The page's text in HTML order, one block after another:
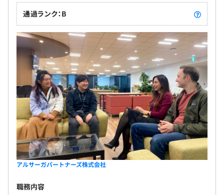
通過ランク：B
アルサーガパートナーズ株式会社
職務内容